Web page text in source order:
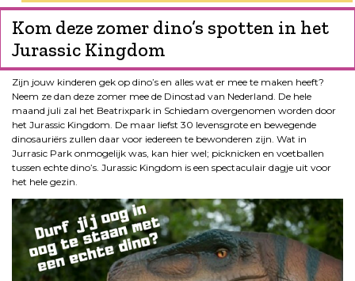
Kom deze zomer dino’s spotten in het
Jurassic Kingdom
Zijn jouw kinderen gek op dino’s en alles wat er mee te maken heeft?
Neem ze dan deze zomer mee de Dinostad van Nederland. De hele
maand juli zal het Beatrixpark in Schiedam overgenomen worden door
het Jurassic Kingdom. De maar liefst 30 levensgrote en bewegende
dinosauriërs zullen daar voor iedereen te bewonderen zijn. Wat in
Jurrasic Park onmogelijk was, kan hier wel; picknicken en voetballen
tussen echte dino’s. Jurassic Kingdom is een spectaculair dagje uit voor
het hele gezin.